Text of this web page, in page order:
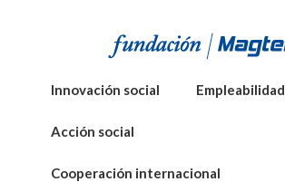
Innovación social Empleabilidad
Acción social
Cooperación internacional